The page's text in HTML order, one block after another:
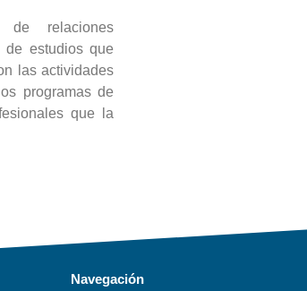
relaciones
de estudios que
las actividades
programas de
que la
Navegación